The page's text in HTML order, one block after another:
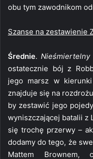
obu tym zawodnikom
Szanse na zestawienie
Średnie.Nieśmiertelny
ostatecznie bój z
jego marsz w
znajduje się na
by zestawić jego
wyniszczającej batalii z
się trochę przerwy –
dodamy do tego, że
Mattem Brownem,